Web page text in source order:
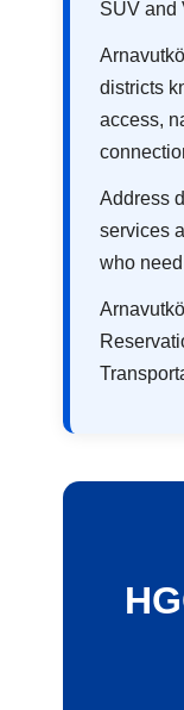
SUV and
districts
access,
Address
services
who